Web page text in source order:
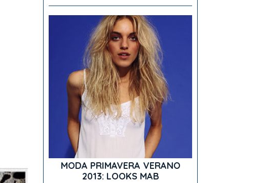
MODA PRIMAVERA VERANO
2013: LOOKS MAB